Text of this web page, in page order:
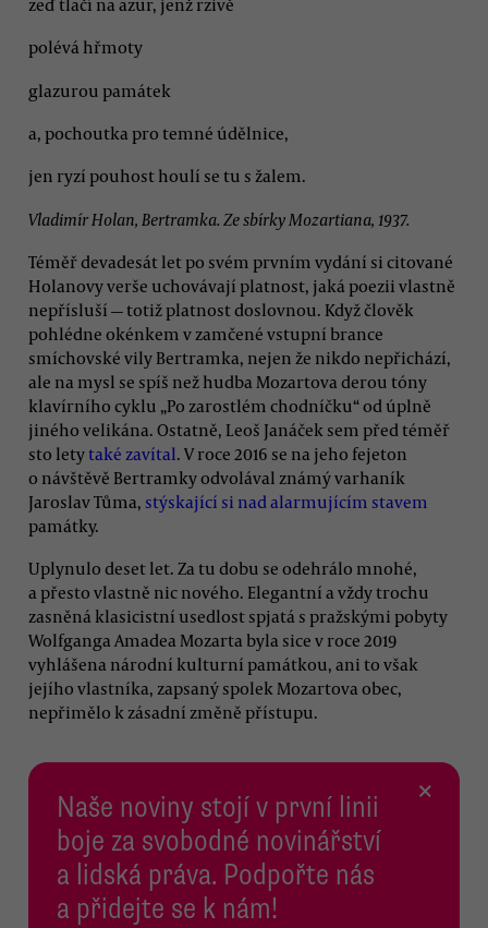
polévá hřmoty
glazurou památek
a, pochoutka pro temné údělnice,
jen ryzí pouhost houlí se tu s žalem.
Vladimír Holan, Bertramka. Ze sbírky Mozartiana, 1937.
Téměř devadesát let po svém prvním vydání si citované
Holanovy verše uchovávají platnost, jaká poezii vlastně
nepřísluší — totiž platnost doslovnou. Když člověk
pohlédne okénkem v zamčené vstupní brance
smíchovské vily Bertramka, nejen že nikdo nepřichází,
ale na mysl se spíš než hudba Mozartova derou tóny
klavírního cyklu „Po zarostlém chodníčku“ od úplně
jiného velikána. Ostatně, Leoš Janáček sem před téměř
sto letytaké zavítal. V roce 2016 se na jeho fejeton
o návštěvě Bertramky odvolával známý varhaník
Jaroslav Tůma, stýskající si nad alarmujícím stavem
památky.
Uplynulo deset let. Za tu dobu se odehrálo mnohé,
a přesto vlastně nic nového. Elegantní a vždy trochu
zasněná klasicistní usedlost spjatá s pražskými pobyty
Wolfganga Amadea Mozarta byla sice v roce 2019
vyhlášena národní kulturní památkou, ani to však
jejího vlastníka, zapsaný spolek Mozartova obec,
nepřimělo k zásadní změně přístupu.
Naše noviny stojí v první linii
boje za svobodné novinářství
a lidská práva. Podpořte nás
a přidejte se k nám!
×